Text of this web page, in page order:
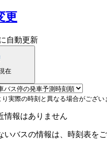
更
自動更新
在
実際の時刻と異なる場合がござい
情報はありません
いバスの情報は、時刻表をご